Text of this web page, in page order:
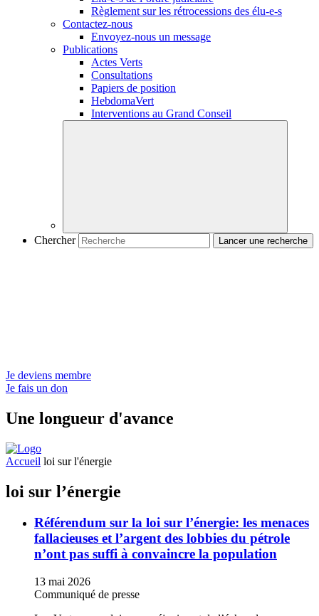
Règlement sur les rétrocessions des élu-e-s
Contactez-nous
Envoyez-nous un message
Publications
Actes Verts
Consultations
Papiers de position
HebdomaVert
Interventions au Grand Conseil
Chercher
Je deviens membre
Je fais un don
Une longueur d'avance
Accueil loi sur l'énergie
loi sur l’énergie
Référendum sur la loi sur l’énergie: les menaces
fallacieuses et l’argent des lobbies du pétrole
n’ont pas suffi à convaincre la population
13 mai 2026
Communiqué de presse